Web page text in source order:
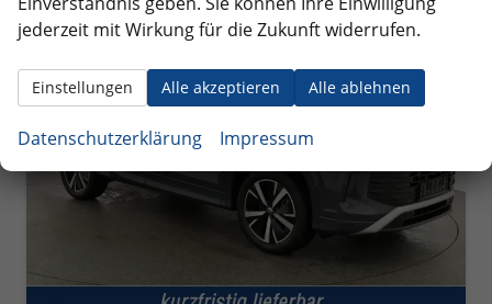
ab 472,– € mtl.
jederzeit mit Wirkung für die Zukunft widerrufen.
Alle akzeptieren Alle ablehnen
Einstellungen
Datenschutzerklärung Impressum